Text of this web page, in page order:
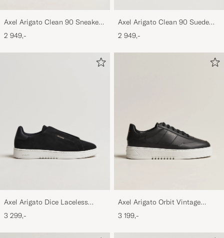
Axel Arigato Clean 90 Sneaker
Black
2 949,-
Axel Arigato Clean 90 Suede
Sneaker Black
2 949,-
Axel Arigato Dice Laceless
Suede Sneaker Black
3 299,-
Axel Arigato Orbit Vintage
Sneaker Black
3 199,-